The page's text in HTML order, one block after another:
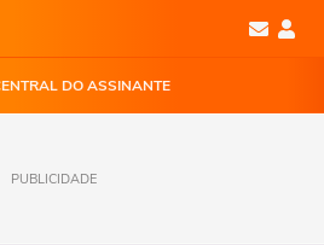
DO ASSINANTE
PUBLICIDADE